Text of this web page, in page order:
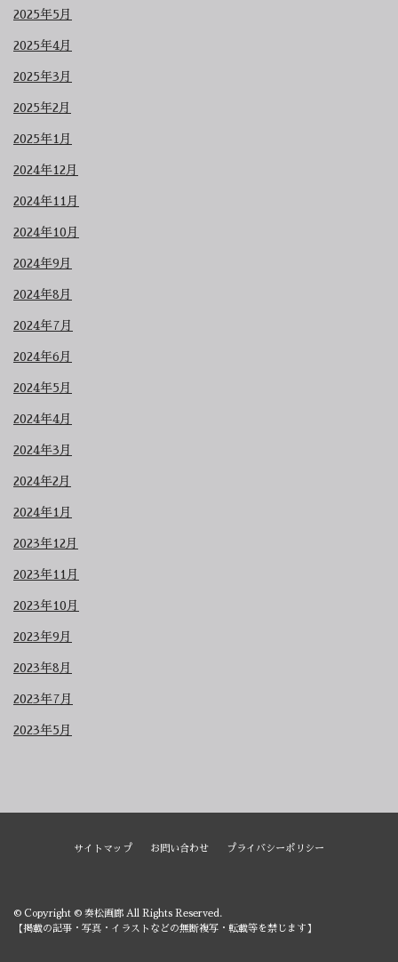
2025年5月
2025年4月
2025年3月
2025年2月
2025年1月
2024年12月
2024年11月
2024年10月
2024年9月
2024年8月
2024年7月
2024年6月
2024年5月
2024年4月
2024年3月
2024年2月
2024年1月
2023年12月
2023年11月
2023年10月
2023年9月
2023年8月
2023年7月
2023年5月
サイトマップ お問い合わせ プライバシーポリシー
© Copyright © 奏松画廊 All Rights Reserved.
【掲載の記事・写真・イラストなどの無断複写・転載等を禁じます】